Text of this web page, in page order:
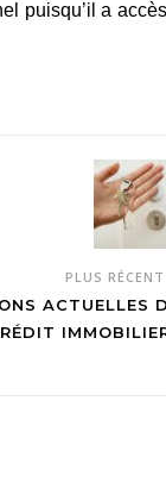
puisqu’il a
PLUS RÉCENT
ACTUELLES